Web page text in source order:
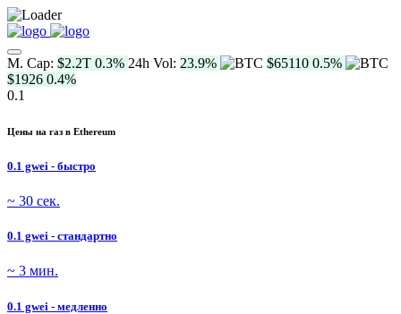
M. Cap: $2.2T 0.3% 24h Vol: 23.9% $65110 0.5%
$1926 0.4%
0.1
Цены на газ в Ethereum
0.1 gwei - быстро
~ 30 сек.
0.1 gwei - стандартно
~ 3 мин.
0.1 gwei - медленно